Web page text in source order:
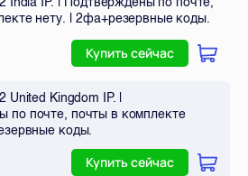
нету. | 2фа+резервные коды.
Купить сейчас
United Kingdom IP. |
по почте, почты в комплекте
коды.
Купить сейчас